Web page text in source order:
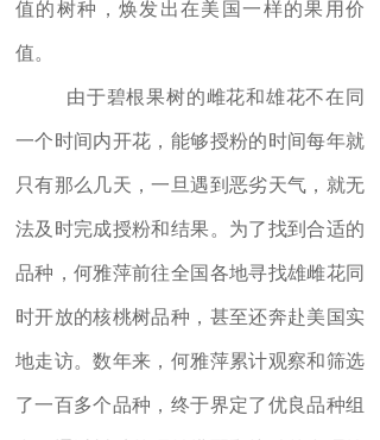
值的树种，焕发出在美国一样的果用价
值。
由于碧根果树的雌花和雄花不在同
一个时间内开花，能够授粉的时间每年就
只有那么几天，一旦遇到恶劣天气，就无
法及时完成授粉和结果。为了找到合适的
品种，何雅萍前往全国各地寻找雄雌花同
时开放的核桃树品种，甚至还奔赴美国实
地走访。数年来，何雅萍累计观察和筛选
了一百多个品种，终于界定了优良品种组